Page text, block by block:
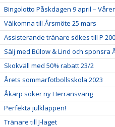
Bingolotto Påskdagen 9 april –
Välkomna till Årsmöte 25 mars
Assisterande tränare sökes till P
Sälj med Bülow & Lind och sponsra
Skokväll med 50% rabatt 23/2
Årets sommarfotbollsskola 2023
Åkarp söker ny Herransvarig
Perfekta julklappen!
Tränare till J-laget